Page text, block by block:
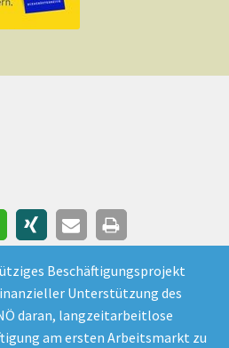
Beschäftigungsprojekt
Unterstützung des
daran, langzeitarbeitlose
am ersten Arbeitsmarkt zu